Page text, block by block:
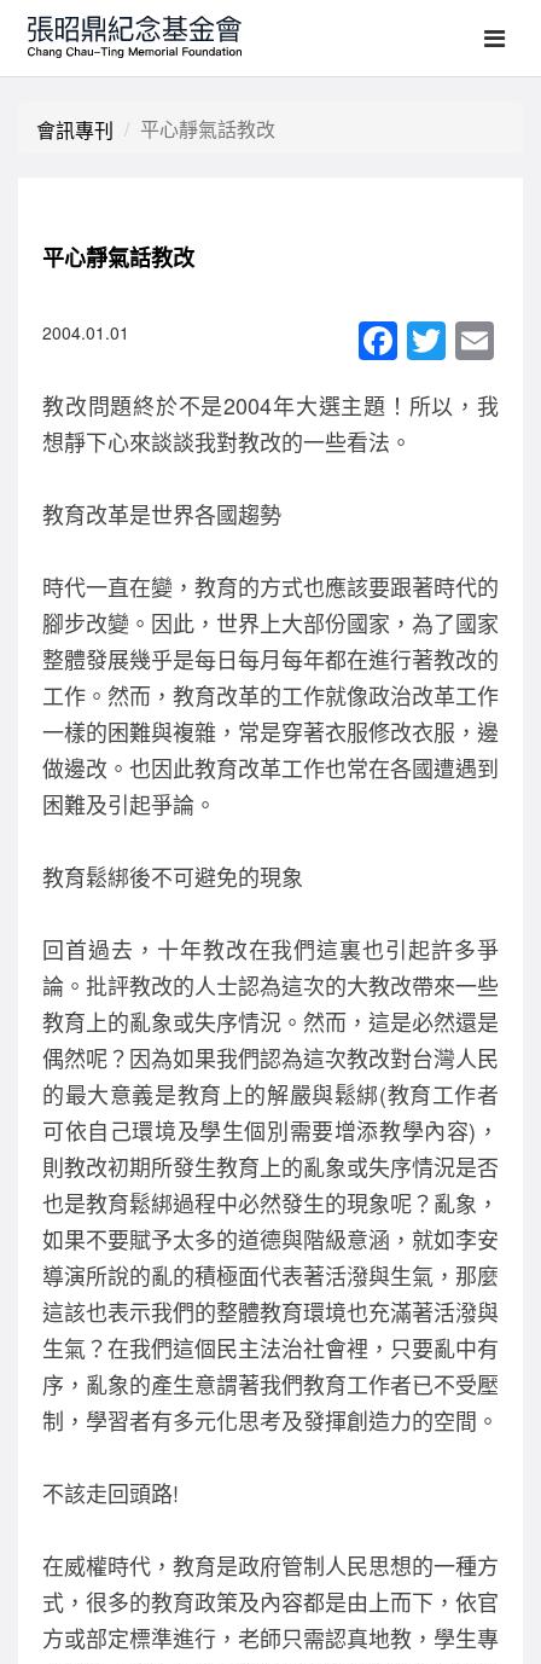
會訊專刊 平心靜氣話教改
平心靜氣話教改
2004.01.01 F
a
c
o
k
T
ttail
教改問題終於不是2004年大選主題！所以，我
想靜下心來談談我對教改的一些看法。
教育改革是世界各國趨勢
時代一直在變，教育的方式也應該要跟著時代的
腳步改變。因此，世界上大部份國家，為了國家
整體發展幾乎是每日每月每年都在進行著教改的
工作。然而，教育改革的工作就像政治改革工作
一樣的困難與複雜，常是穿著衣服修改衣服，邊
做邊改。也因此教育改革工作也常在各國遭遇到
困難及引起爭論。
教育鬆綁後不可避免的現象
回首過去，十年教改在我們這裏也引起許多爭
論。批評教改的人士認為這次的大教改帶來一些
教育上的亂象或失序情況。然而，這是必然還是
偶然呢？因為如果我們認為這次教改對台灣人民
的最大意義是教育上的解嚴與鬆綁(教育工作者
可依自己環境及學生個別需要增添教學內容)，
則教改初期所發生教育上的亂象或失序情況是否
也是教育鬆綁過程中必然發生的現象呢？亂象，
如果不要賦予太多的道德與階級意涵，就如李安
導演所說的亂的積極面代表著活潑與生氣，那麼
這該也表示我們的整體教育環境也充滿著活潑與
生氣？在我們這個民主法治社會裡，只要亂中有
序，亂象的產生意謂著我們教育工作者已不受壓
制，學習者有多元化思考及發揮創造力的空間。
不該走回頭路!
在威權時代，教育是政府管制人民思想的一種方
式，很多的教育政策及內容都是由上而下，依官
方或部定標準進行，老師只需認真地教，學生專